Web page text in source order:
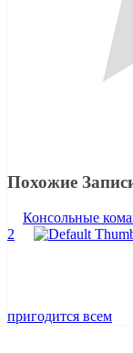
Похожие
Консольные
2
пригодится всем